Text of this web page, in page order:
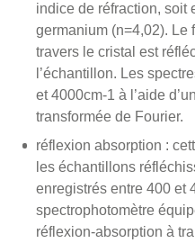
indice de réfraction, soit
germanium (n=4,02). Le
travers le cristal est
l’échantillon. Les
et 4000cm-1 à l’aide
transformée de Fourier.
réflexion absorption :
les échantillons
enregistrés entre 400 et
spectrophotomètre
réflexion-absorption à